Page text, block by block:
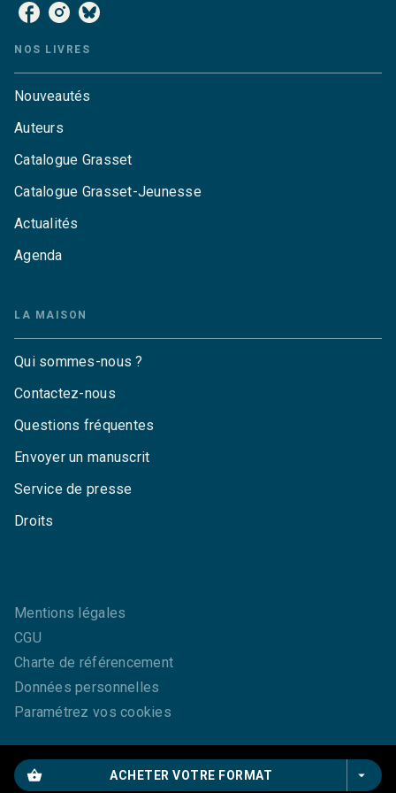
shopping_basket ACHETER VOTRE FORMAT arrow_drop_down
NOS LIVRES
Nouveautés
Auteurs
Catalogue Grasset
Catalogue Grasset-Jeunesse
Actualités
Agenda
LA MAISON
Qui sommes-nous ?
Contactez-nous
Questions fréquentes
Envoyer un manuscrit
Service de presse
Droits
Mentions légales
CGU
Charte de référencement
Données personnelles
Paramétrez vos cookies